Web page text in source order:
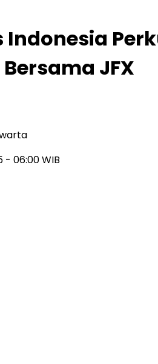
Indonesia
JFX
- 06:00 WIB